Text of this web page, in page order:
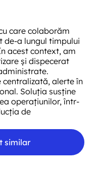
care colaborăm
de-a lungul timpului
acest context, am
și dispecerat
alerte în
Soluția susține
operațiunilor, într-
de
similar